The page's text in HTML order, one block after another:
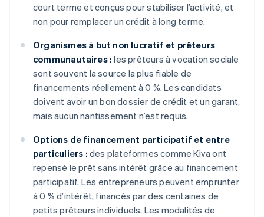
court terme et conçus pour stabiliser l’activité, et
non pour remplacer un crédit à long terme.
Organismes à but non lucratif et prêteurs
communautaires : les prêteurs à vocation sociale
sont souvent la source la plus fiable de
financements réellement à 0 %. Les candidats
doivent avoir un bon dossier de crédit et un garant,
mais aucun nantissement n’est requis.
Options de financement participatif et entre
particuliers : des plateformes comme Kiva ont
repensé le prêt sans intérêt grâce au financement
participatif. Les entrepreneurs peuvent emprunter
à 0 % d’intérêt, financés par des centaines de
petits prêteurs individuels. Les modalités de